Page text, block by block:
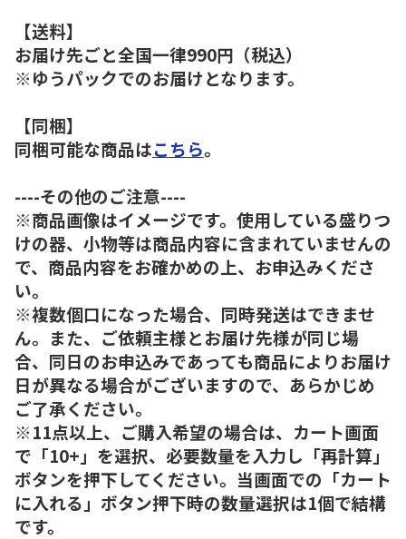
【送料】
お届け先ごと全国一律990円（税込）
※ゆうパックでのお届けとなります。
【同梱】
同梱可能な商品はこちら。
----その他のご注意----
※商品画像はイメージです。使用している盛りつ
けの器、小物等は商品内容に含まれていませんの
で、商品内容をお確かめの上、お申込みくださ
い。
※複数個口になった場合、同時発送はできませ
ん。また、ご依頼主様とお届け先様が同じ場
合、同日のお申込みであっても商品によりお届け
日が異なる場合がございますので、あらかじめ
ご了承ください。
※11点以上、ご購入希望の場合は、カート画面
で「10+」を選択、必要数量を入力し「再計算」
ボタンを押下してください。当画面での「カート
に入れる」ボタン押下時の数量選択は1個で結構
です。